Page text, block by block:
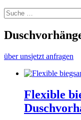
über unsjetzt anfragen
Flexible